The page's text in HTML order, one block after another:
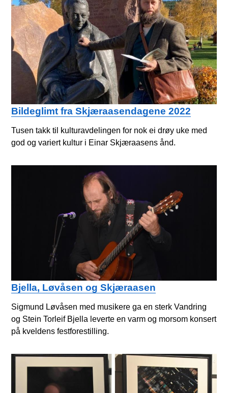
Bildeglimt fra Skjæraasendagene 2022
Tusen takk til kulturavdelingen for nok ei drøy uke med
god og variert kultur i Einar Skjæraasens ånd.
Bjella, Løvåsen og Skjæraasen
Sigmund Løvåsen med musikere ga en sterk Vandring
og Stein Torleif Bjella leverte en varm og morsom konsert
på kveldens festforestilling.